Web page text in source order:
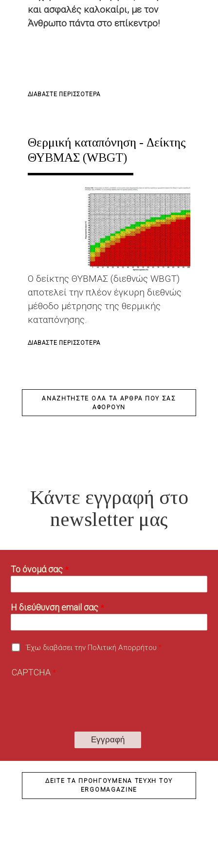
ΤΗΝ
ΕΠΙΘΕΏΡΗΣΗ
και ασφαλές καλοκαίρι, με τον
Άνθρωπο πάντα στο επίκεντρο!
ΔΙΑΒΆΣΤΕ ΠΕΡΙΣΣΌΤΕΡΑ
Θερμική καταπόνηση - Δείκτης
ΘΥΒΜΑΣ (WBGT)
Ο δείκτης ΘΥΒΜΑΣ (διεθνώς WBGT)
αποτελεί την πλέον έγκυρη διεθνώς
μέθοδο μέτρησης της θερμικής
καταπόνησης.
ΔΙΑΒΆΣΤΕ ΠΕΡΙΣΣΌΤΕΡΑ
ΔΕΊΚΤΗΣ
ΑΝΑΖΗΤΉΣΤΕ ΌΛΑ ΤΑ ΆΡΘΡΑ ΠΟΥ ΣΑΣ
ΑΦΟΡΟΎΝ
Κάντε εγγραφή στο
newsletter μας
Το όνομά σας
Η διεύθυνση email σας
Έχω διαβάσει την Πολιτική Απορρήτου
CAPTCHA
ΔΕΊΤΕ ΤΑ ΠΡΟΗΓΟΎΜΕΝΑ ΤΕΎΧΗ ΤΟΥ
ERGOMAGAZINE